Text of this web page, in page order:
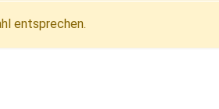
entsprechen.